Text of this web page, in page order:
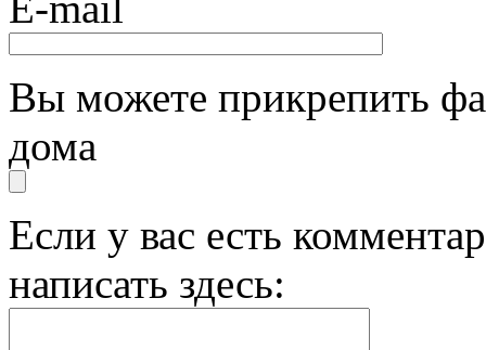
Вы можете прикрепить
дома
Если у вас есть
написать здесь: